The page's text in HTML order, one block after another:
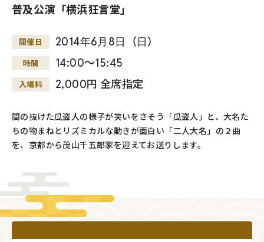
普及公演「横浜狂言堂」
開催日 2014年6月 8日 （日）
時間 14:00～15:45
入場料 2,000円 全席指定
間の抜けた瓜盗人の様子が笑いをさそう「瓜盗人」と、大名た
ちの物まねとリズミカルな動きが面白い「二人大名」の２曲
を、京都から茂山千五郎家を迎えてお送りします。